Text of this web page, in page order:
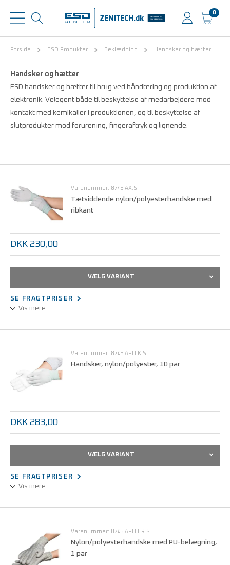
0
Forside ESD Produkter Beklædning Handsker og hætter
Handsker og hætter
ESD handsker og hætter til brug ved håndtering og produktion af
elektronik. Velegent både til beskyttelse af medarbejdere mod
kontakt med kemikalier i produktionen, og til beskyttelse af
slutprodukter mod forurening, fingeraftryk og lignende.
Varenummer: 8745.AX.S
Tætsiddende nylon/polyesterhandske med
ribkant
DKK 230,00
VÆLG VARIANT
SE FRAGTPRISER
Vis mere
Størrelser fra S - XL.
Pose med 10 par.
Varenummer: 8745.APU.K.S
Handsker, nylon/polyester, 10 par
DKK 283,00
VÆLG VARIANT
SE FRAGTPRISER
Vis mere
Ribkant farvekodet for størrelse.
Varenummer: 8745.APU.CR.S
Nylon/polyesterhandske med PU-belægning,
1 par